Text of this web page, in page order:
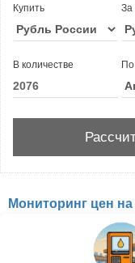
Купить За
В количестве По
Мониторинг цен